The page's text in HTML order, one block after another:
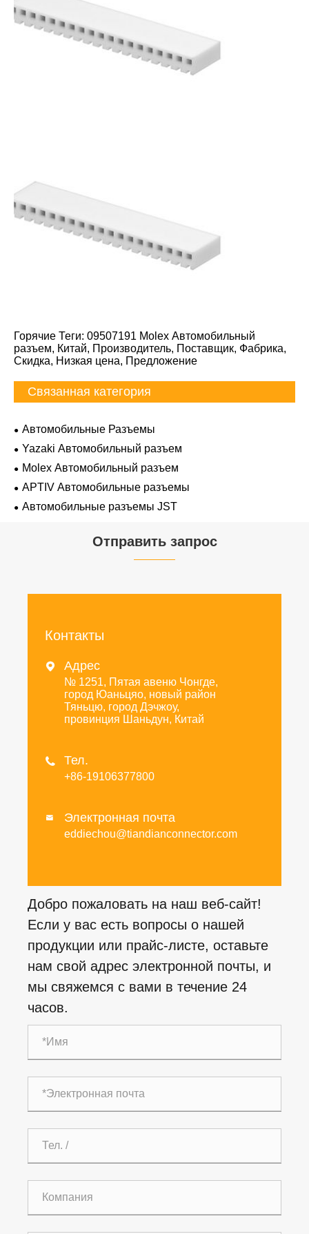
Горячие Теги: 09507191 Molex Автомобильный
разъем, Китай, Производитель, Поставщик, Фабрика,
Скидка, Низкая цена, Предложение
Связанная категория
Автомобильные Разъемы
Yazaki Автомобильный разъем
Molex Автомобильный разъем
APTIV Автомобильные разъемы
Автомобильные разъемы JST
Отправить запрос
Контакты
 Адрес
№ 1251, Пятая авеню Чонгде,
город Юаньцяо, новый район
Тяньцю, город Дэчжоу,
провинция Шаньдун, Китай
 Тел.
+86-19106377800
 Электронная почта
eddiechou@tiandianconnector.com
Добро пожаловать на наш веб-сайт!
Если у вас есть вопросы о нашей
продукции или прайс-листе, оставьте
нам свой адрес электронной почты, и
мы свяжемся с вами в течение 24
часов.